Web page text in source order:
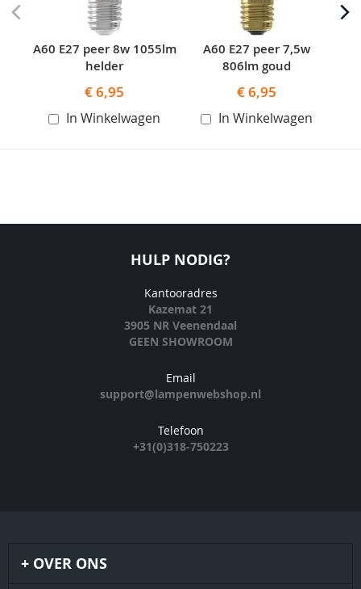
A60 E27 peer 8w 1055lm
helder
€ 6,95
In Winkelwagen
A60 E27 peer 7,5w
806lm goud
€ 6,95
In Winkelwagen
HULP NODIG?
Kantooradres
Kazemat 21
3905 NR Veenendaal
GEEN SHOWROOM
Email
support@lampenwebshop.nl
Telefoon
+31(0)318-750223
OVER ONS